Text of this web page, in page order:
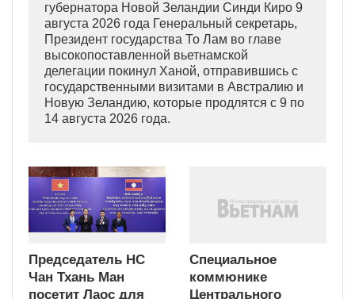
губернатора Новой Зеландии Синди Киро 9
августа 2026 года Генеральный секретарь,
Президент государства То Лам во главе
высокопоставленной вьетнамской
делегации покинул Ханой, отправившись с
государственными визитами в Австралию и
Новую Зеландию, которые продлятся с 9 по
14 августа 2026 года.
Председатель НС
Чан Тхань Ман
посетит Лаос для
Специальное
коммюнике
Центрального